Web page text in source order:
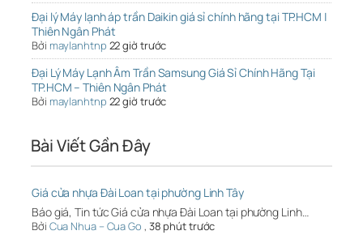
Đại lý Máy lạnh áp trần Daikin giá sỉ chính hãng tại TP.HCM |
Thiên Ngân Phát
Bởi maylanhtnp 22 giờ trước
Đại Lý Máy Lạnh Âm Trần Samsung Giá Sỉ Chính Hãng Tại
TP.HCM – Thiên Ngân Phát
Bởi maylanhtnp 22 giờ trước
Bài Viết Gần Đây
Giá cửa nhựa Đài Loan tại phường Linh Tây
Báo giá, Tin tức Giá cửa nhựa Đài Loan tại phường Linh…
Bởi Cua Nhua – Cua Go , 38 phút trước